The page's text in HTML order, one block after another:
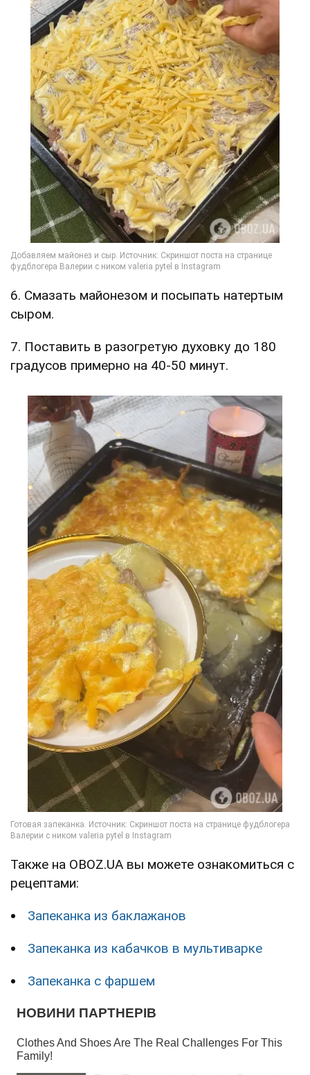
6. Смазать майонезом и посыпать натертым
сыром.
7. Поставить в разогретую духовку до 180
градусов примерно на 40-50 минут.
Также на OBOZ.UA вы можете ознакомиться с
рецептами:
Запеканка из баклажанов
Запеканка из кабачков в мультиварке
Запеканка с фаршем